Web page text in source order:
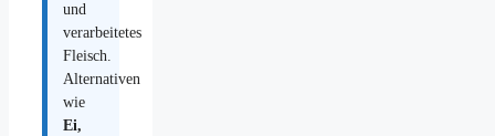
und
verarbeitetes
Fleisch.
Alternativen
wie
Ei,